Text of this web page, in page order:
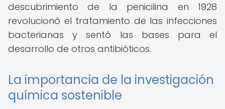
descubrimiento de la penicilina en 1928
revolucionó el tratamiento de las infecciones
bacterianas y sentó las bases para el
desarrollo de otros antibióticos.
La importancia de la investigación
química sostenible